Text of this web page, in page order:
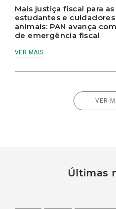
Mais justiça fiscal para
estudantes e
animais: PAN avança
de emergência fiscal
VER MAIS
VER
Últimas